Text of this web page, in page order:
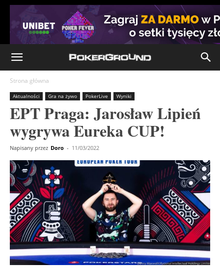
Strona główna
Aktualności Gra na żywo PokerLive Wyniki
EPT Praga: Jarosław Lipień
wygrywa Eureka CUP!
Napisany przez Doro - 11/03/2022